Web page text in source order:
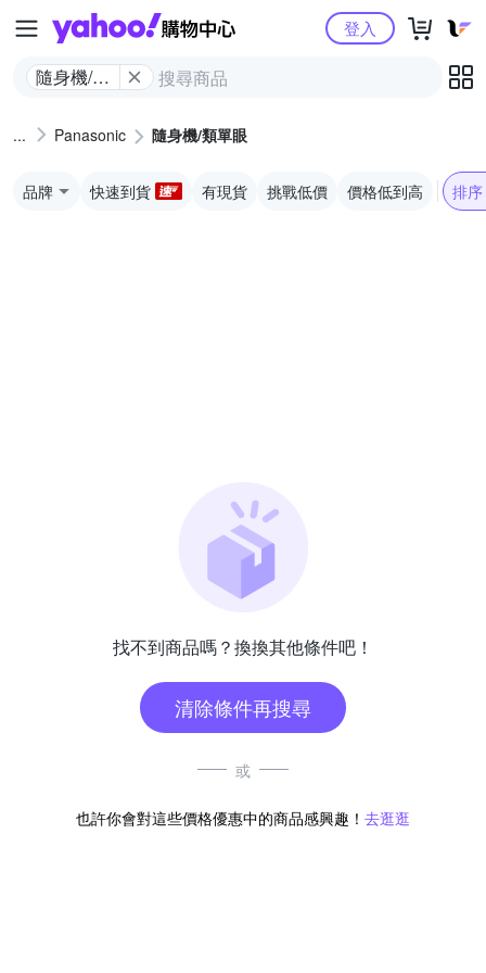
Yahoo購物中心
隨身機/類
登入
Panasonic 隨身機/類單眼
品牌 快速到貨 有現貨 挑戰低價 價格低到高 排序
找不到商品嗎？換換其他條件吧！
清除條件再搜尋
或
也許你會對這些價格優惠中的商品感興趣！ 去逛逛